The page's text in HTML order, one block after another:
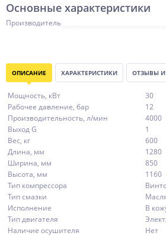
Основные характеристики
Производитель
ОПИСАНИЕ ХАРАКТЕРИСТИКИ ОТЗЫВЫ
Мощность, кВт
30
Рабочее давление, бар
12
Производительность, л/мин
4000
Выход G
1
Вес, кг
600
Длина, мм
1280
Ширина, мм
850
Высота, мм
1160
Тип компрессора
Тип смазки
Исполнение
В
Тип двигателя
Наличие осушителя
Нет